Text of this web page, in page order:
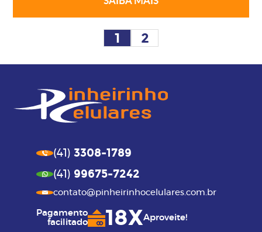
1 2
(41) 3308-1789
(41) 99675-7242
contato@pinheirinhocelulares.com.br
Pagamento
facilitado
18XAproveite!